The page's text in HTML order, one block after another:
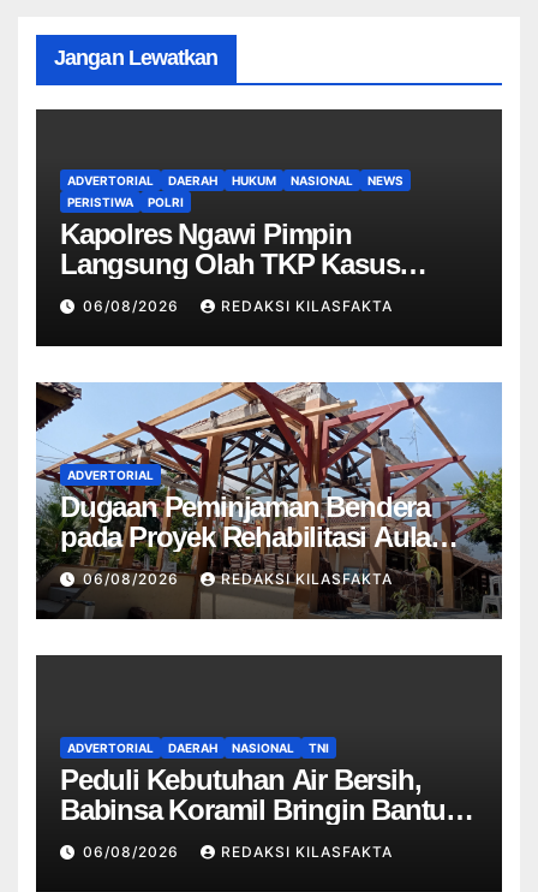
Jangan Lewatkan
ADVERTORIAL DAERAH HUKUM NASIONAL
NEWS
PERISTIWA
POLRI
Kapolres Ngawi Pimpin
Langsung Olah TKP Kasus
Penganiayaan Berujung
Meninggal Dunia di Kedunggalar
06/08/2026 REDAKSI KILASFAKTA
ADVERTORIAL
Dugaan Peminjaman Bendera
pada Proyek Rehabilitasi Aula
dan Lobi SMPN 2 Kedungwuni
Menjadi Sorotan
06/08/2026 REDAKSI KILASFAKTA
ADVERTORIAL DAERAH NASIONAL TNI
Peduli Kebutuhan Air Bersih,
Babinsa Koramil Bringin Bantu
Distribusi Air Bersih untuk Warga
Desa Suruh
06/08/2026 REDAKSI KILASFAKTA